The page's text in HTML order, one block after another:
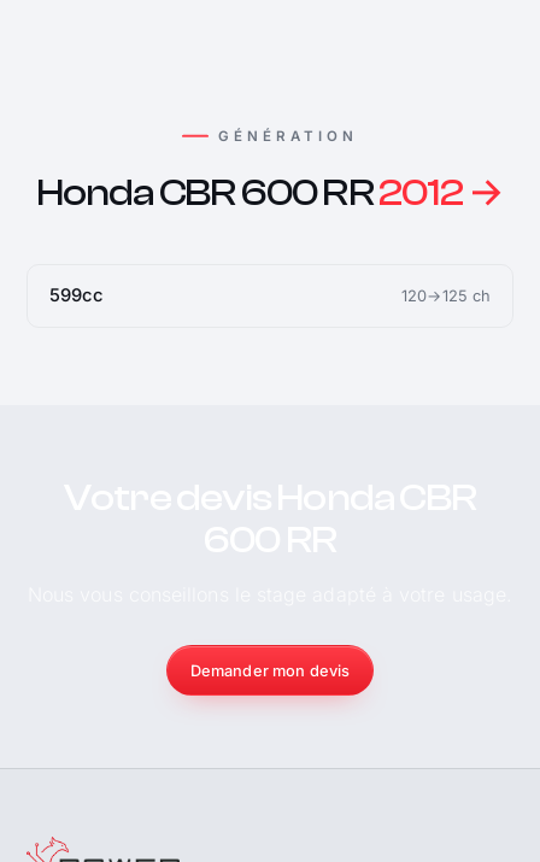
GÉNÉRATION
Honda CBR 600 RR2012 →
599cc 120→125 ch
Demander mon devis